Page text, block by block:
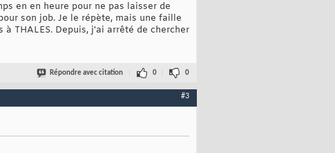
en en heure pour ne pas laisser de
son job. Je le répète, mais une faille
THALES. Depuis, j'ai arrêté de chercher
Répondre avec citation 0 0
#3